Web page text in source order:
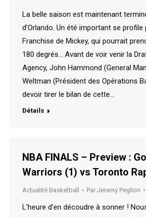
La belle saison est maintenant
d’Orlando. Un été important se profile
Franchise de Mickey, qui pourrait
180 degrés… Avant de voir venir la
Agency, John Hammond (General
Weltman (Président des Opérations
devoir tirer le bilan de cette…
Détails
NBA FINALS – Preview :
Warriors (1) vs Toronto
Actualité Basketball Par Jeremy Peglion
L’heure d’en découdre à sonner !